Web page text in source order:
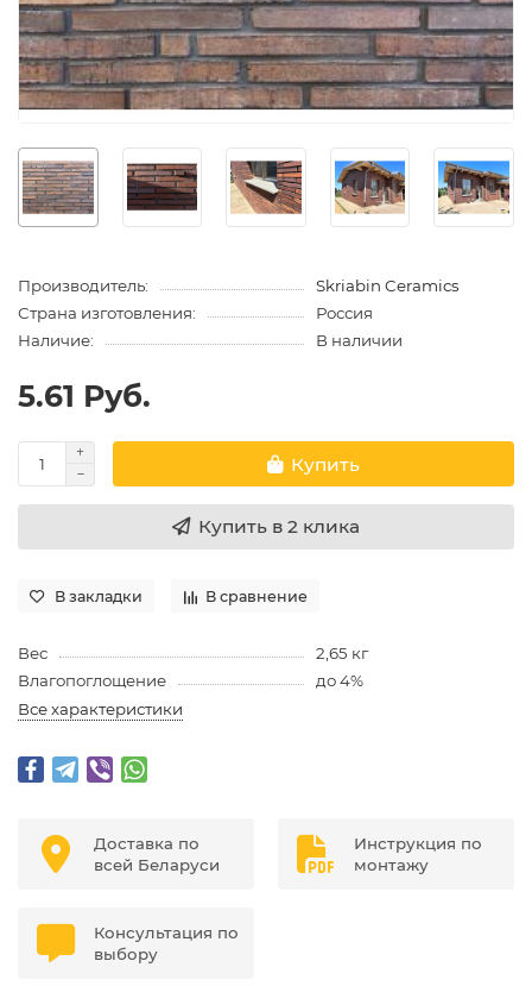
Производитель:
Skriabin Ceramics
Страна изготовления:
Россия
Наличие:
В наличии
5.61 Руб.
Купить
Купить в 2 клика
В закладки В сравнение
Вес
2,65 кг
Влагопоглощение
до 4%
Все характеристики
Доставка по
всей Беларуси
Инструкция по
монтажу
Консультация по
выбору